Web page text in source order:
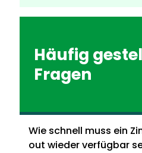
Häufig
Fragen
Wie schnell muss ein
out wieder verfügbar